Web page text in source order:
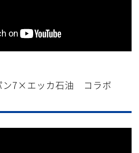
ン7×エッカ石油 コラボ